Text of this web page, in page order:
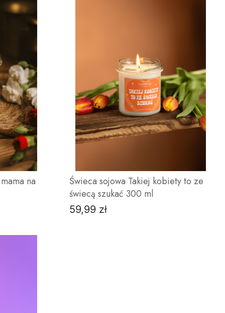
na
Świeca sojowa Takiej kobiety to ze
świecą szukać 300 ml
Cena
59,99 zł